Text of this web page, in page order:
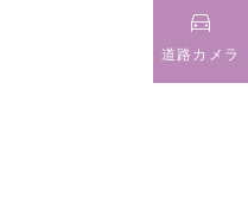

道路カメラ